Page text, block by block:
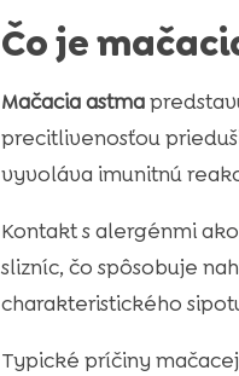
Čo je
Mačacia astma
precitlivenosťou
vyvoláva imunitnú
Kontakt s alergénmi
slizníc, čo spôsobuje
charakteristického
Typické príčiny